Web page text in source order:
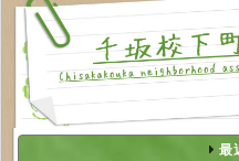
最